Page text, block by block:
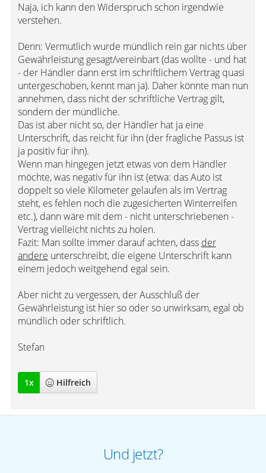
Naja, ich kann den Widerspruch schon irgendwie
verstehen.
Denn: Vermutlich wurde mündlich rein gar nichts über
Gewährleistung gesagt/vereinbart (das wollte - und hat
- der Händler dann erst im schriftlichem Vertrag quasi
untergeschoben, kennt man ja). Daher könnte man nun
annehmen, dass nicht der schriftliche Vertrag gilt,
sondern der mündliche.
Das ist aber nicht so, der Händler hat ja eine
Unterschrift, das reicht für ihn (der fragliche Passus ist
ja positiv für ihn).
Wenn man hingegen jetzt etwas von dem Händler
möchte, was negativ für ihn ist (etwa: das Auto ist
doppelt so viele Kilometer gelaufen als im Vertrag
steht, es fehlen noch die zugesicherten Winterreifen
etc.), dann wäre mit dem - nicht unterschriebenen -
Vertrag vielleicht nichts zu holen.
Fazit: Man sollte immer darauf achten, dass der
andere unterschreibt, die eigene Unterschrift kann
einem jedoch weitgehend egal sein.
Aber nicht zu vergessen, der Ausschluß der
Gewährleistung ist hier so oder so unwirksam, egal ob
mündlich oder schriftlich.
Stefan
1x Hilfreich
Und jetzt?